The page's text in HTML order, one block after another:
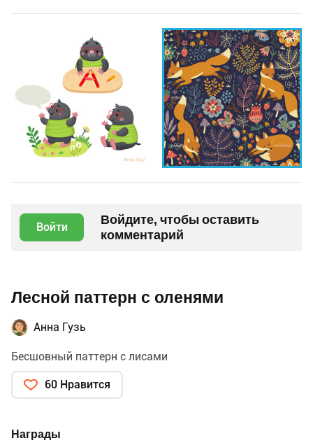
Войти
Войдите, чтобы оставить
комментарий
Лесной паттерн с оленями
Анна Гузь
Бесшовный паттерн с лисами
60 Нравится
Награды